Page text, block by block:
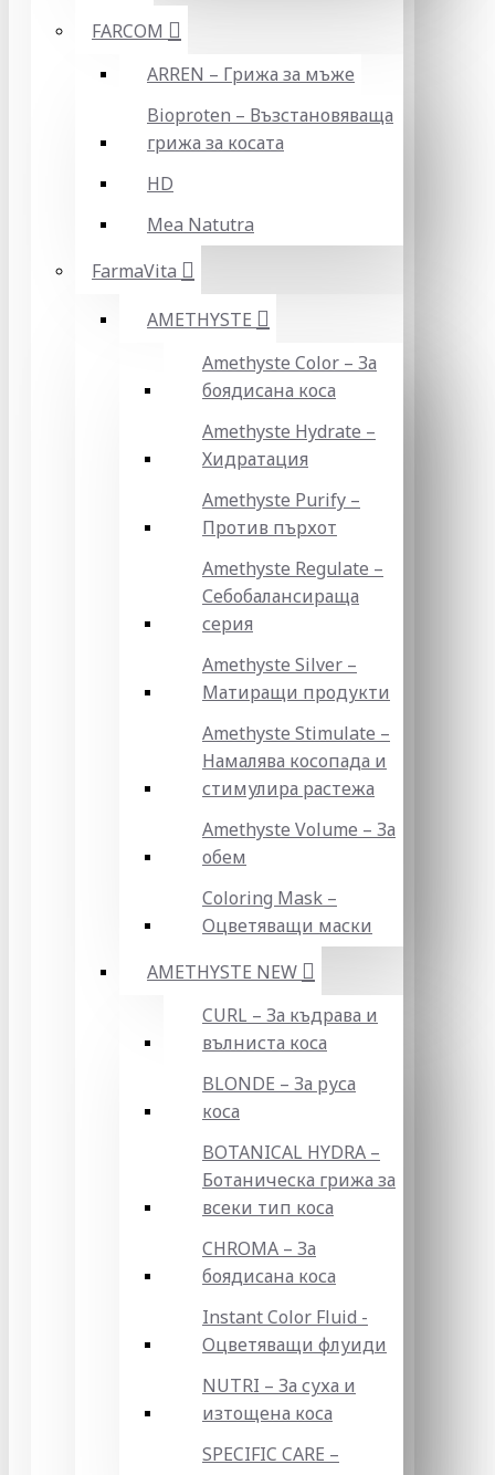
FARCOM
ARREN – Грижа за мъже
Bioproten – Възстановяваща
грижа за косата
HD
Mea Natutra
FarmaVita
AMETHYSTE
Amethyste Color – За
боядисана коса
Amethyste Hydrate –
Хидратация
Amethyste Purify –
Против пърхот
Amethyste Regulate –
Себобалансираща
серия
Amethyste Silver –
Матиращи продукти
Amethyste Stimulate –
Намалява косопада и
стимулира растежа
Amethyste Volume – За
обем
Coloring Mask –
Оцветяващи маски
AMETHYSTE NEW
CURL – За къдрава и
вълниста коса
BLONDE – За руса
коса
BOTANICAL HYDRA –
Ботаническа грижа за
всеки тип коса
CHROMA – За
боядисана коса
Instant Color Fluid -
Оцветяващи флуиди
NUTRI – За суха и
изтощена коса
SPECIFIC CARE –